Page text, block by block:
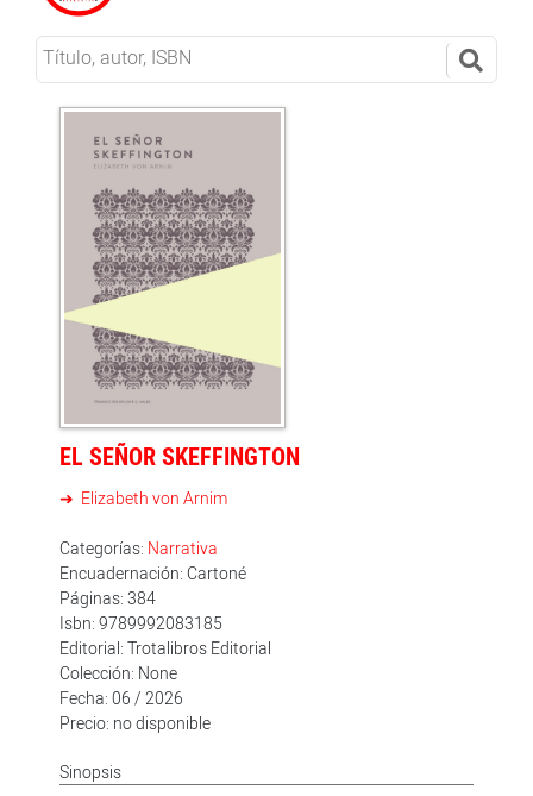
EL SEÑOR SKEFFINGTON
Elizabeth von Arnim
Categorías: Narrativa
Encuadernación: Cartoné
Páginas: 384
Isbn: 9789992083185
Editorial: Trotalibros Editorial
Colección: None
Fecha: 06 / 2026
Precio: no disponible
Sinopsis